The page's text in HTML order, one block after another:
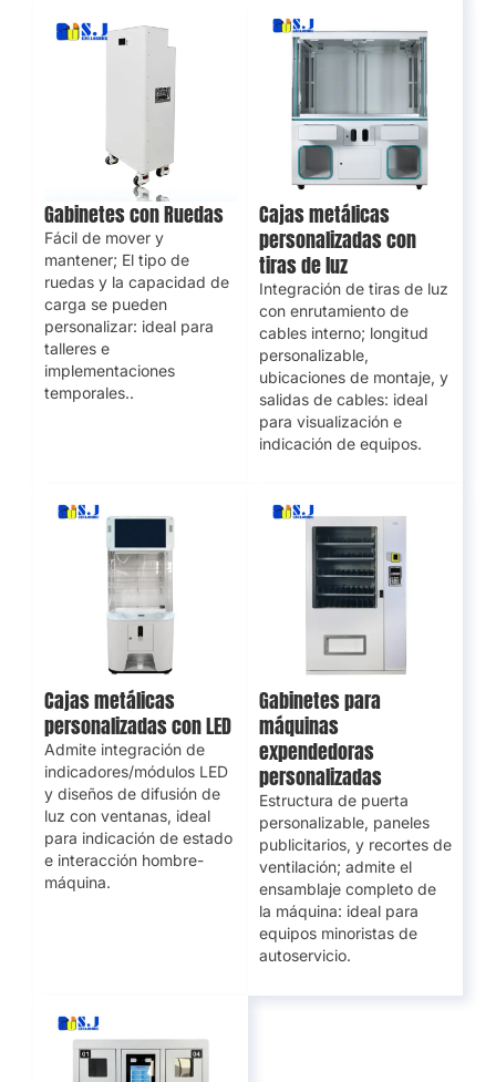
Gabinetes con Ruedas
Fácil de mover y
mantener; El tipo de
ruedas y la capacidad de
carga se pueden
personalizar: ideal para
talleres e
implementaciones
temporales..
Cajas metálicas
personalizadas con
tiras de luz
Integración de tiras de luz
con enrutamiento de
cables interno; longitud
personalizable,
ubicaciones de montaje, y
salidas de cables: ideal
para visualización e
indicación de equipos.
Cajas metálicas
personalizadas con LED
Admite integración de
indicadores/módulos LED
y diseños de difusión de
luz con ventanas, ideal
para indicación de estado
e interacción hombre-
máquina.
Gabinetes para
máquinas
expendedoras
personalizadas
Estructura de puerta
personalizable, paneles
publicitarios, y recortes de
ventilación; admite el
ensamblaje completo de
la máquina: ideal para
equipos minoristas de
autoservicio.